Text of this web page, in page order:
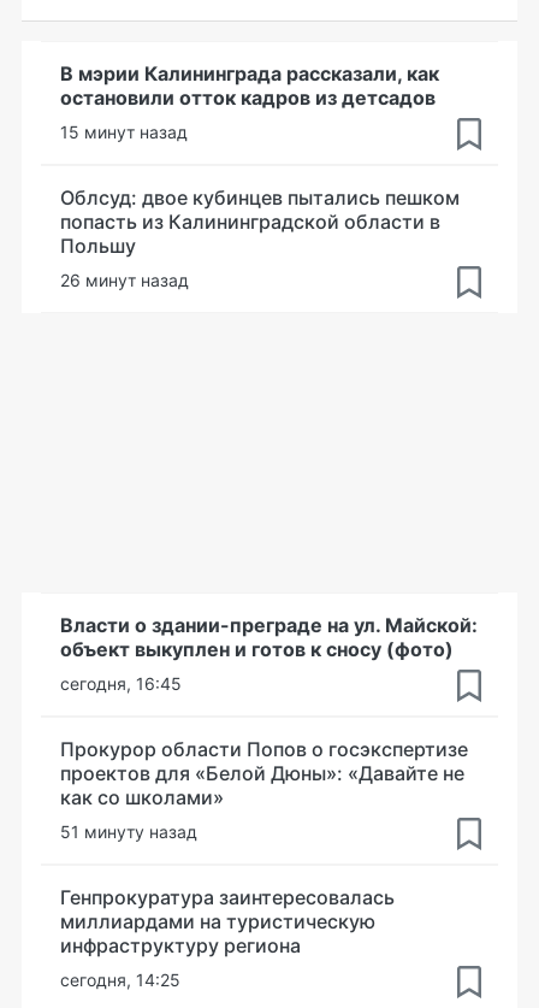
В мэрии Калининграда рассказали, как
остановили отток кадров из детсадов
15 минут назад
Облсуд: двое кубинцев пытались пешком
попасть из Калининградской области в
Польшу
26 минут назад
Власти о здании-преграде на ул. Майской:
объект выкуплен и готов к сносу (фото)
сегодня, 16:45
Прокурор области Попов о госэкспертизе
проектов для «Белой Дюны»: «Давайте не
как со школами»
51 минуту назад
Генпрокуратура заинтересовалась
миллиардами на туристическую
инфраструктуру региона
сегодня, 14:25